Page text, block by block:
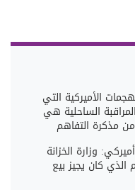
الأميركية التي
الساحلية هي
من مذكرة التفاهم
وزارة الخزانة
الذي كان يجيز بيع